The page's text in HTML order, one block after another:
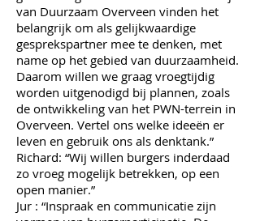
van Duurzaam Overveen vinden het
belangrijk om als gelijkwaardige
gesprekspartner mee te denken, met
name op het gebied van duurzaamheid.
Daarom willen we graag vroegtijdig
worden uitgenodigd bij plannen, zoals
de ontwikkeling van het PWN-terrein in
Overveen. Vertel ons welke ideeën er
leven en gebruik ons als denktank.”
Richard: “Wij willen burgers inderdaad
zo vroeg mogelijk betrekken, op een
open manier.”
Jur : “Inspraak en communicatie zijn